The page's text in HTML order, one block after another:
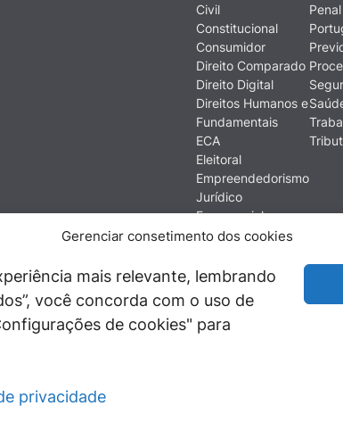
Gerenciar consetimento dos cookies
mais relevante, lembrando
você concorda com o uso de
de cookies" para
privacidade
Civil
Constitucional
Consumidor
Direito Comparado
Direito Digital
Direitos Humanos e
Fundamentais
ECA
Eleitoral
Empreendedorismo
Jurídico
Empresarial
Ética
Financeiro e
História do Direito
Imobiliário
Penal